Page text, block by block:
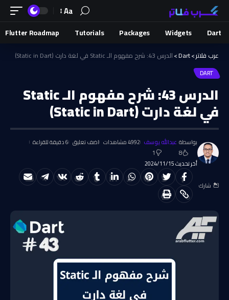
Aa
Dart
Widgets
Packages
Tutorials
Flutter Roadmap
عرب فلاتر>
Dart
>الدرس 43: شرح مفهوم الـ Static في لغة دارت (Static in Dart)
DART
الدرس 43: شرح مفهوم الـ Static
في لغة دارت (Static in Dart)
أخر تحديث 2024/11/15
بواسطة عبدالله يوسف 4992 مشاهدات اضف تعليق 6 دقيقة للقراءة
8
1
شارك